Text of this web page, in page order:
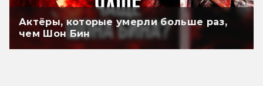
Актёры, которые умерли больше раз,
чем Шон Бин